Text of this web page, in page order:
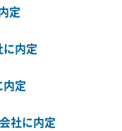
定
内定
定
社に内定